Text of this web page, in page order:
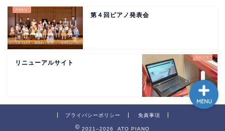
第４回ピアノ発表会
リニューアルサイト
プライバシーポリシー 免責事項
2021–2026 ATO PIANO
MENU